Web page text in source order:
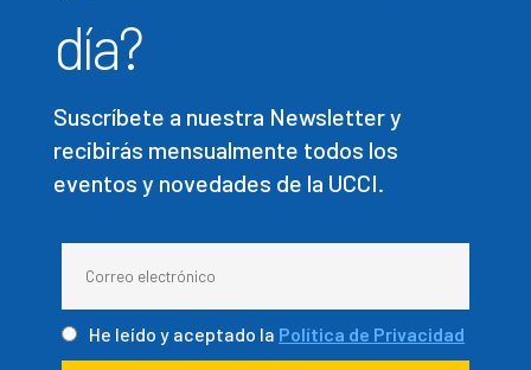
día?
Suscríbete a nuestra Newsletter y
recibirás mensualmente todos los
eventos y novedades de la UCCI.
He leído y aceptado la Política de Privacidad